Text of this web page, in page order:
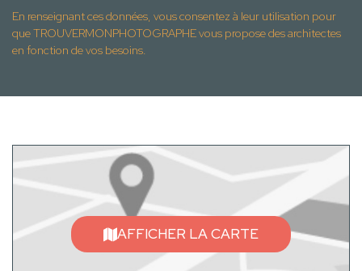
En renseignant ces données, vous consentez à leur utilisation pour
que TROUVERMONPHOTOGRAPHE vous propose des architectes
en fonction de vos besoins.
AFFICHER LA CARTE